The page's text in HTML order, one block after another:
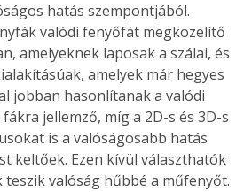
hatás szempontjából.
valódi fenyőfát megközelítő
amelyeknek laposak a szálai, és
amelyek már hegyes
jobban hasonlítanak a valódi
jellemző, míg a 2D-s és 3D-s
is a valóságosabb hatás
keltőek. Ezen kívül választhatók
valóság hűbbé a műfenyőt.